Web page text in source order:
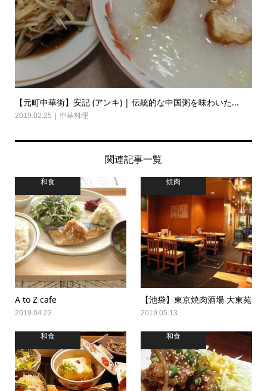
【元町中華街】安記 (アンキ) | 伝統的な中国粥を味わいた...
2019.02.25 中華料理
関連記事一覧
和食
A to Z cafe
2019.04.23
焼肉
【池袋】東京焼肉酒場 大東苑
2019.05.13
和食 和食